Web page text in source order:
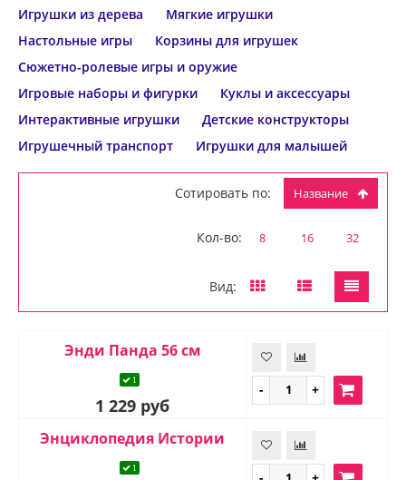
Игрушки из дерева
Мягкие игрушки
Настольные игры
Корзины для игрушек
Сюжетно-ролевые игры и оружие
Игровые наборы и фигурки
Куклы и аксессуары
Интерактивные игрушки
Детские конструкторы
Игрушечный транспорт
Игрушки для малышей
Сотировать по: Название
Кол-во: 8 16 32
Вид:
Энди Панда 56 см
1
1 229 руб
Энциклопедия Истории
1